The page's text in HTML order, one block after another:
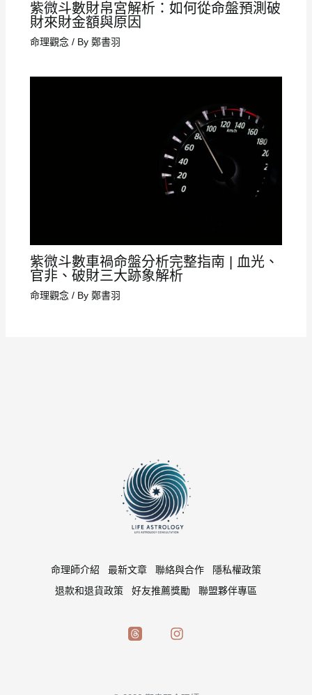
紫微斗數財帛宮解析：如何從命盤預測破
財來財金額與原因
命理觀念/ By 鄭書羽
紫微斗數車禍命盤分析完整指南 | 血光、
官非、破財三大跡象解析
命理觀念/ By 鄭書羽
命理師介紹 最新文章 聯絡與合作
隱私權政策
退款和退貨政策
好友推薦獎勵 聯盟夥伴專區